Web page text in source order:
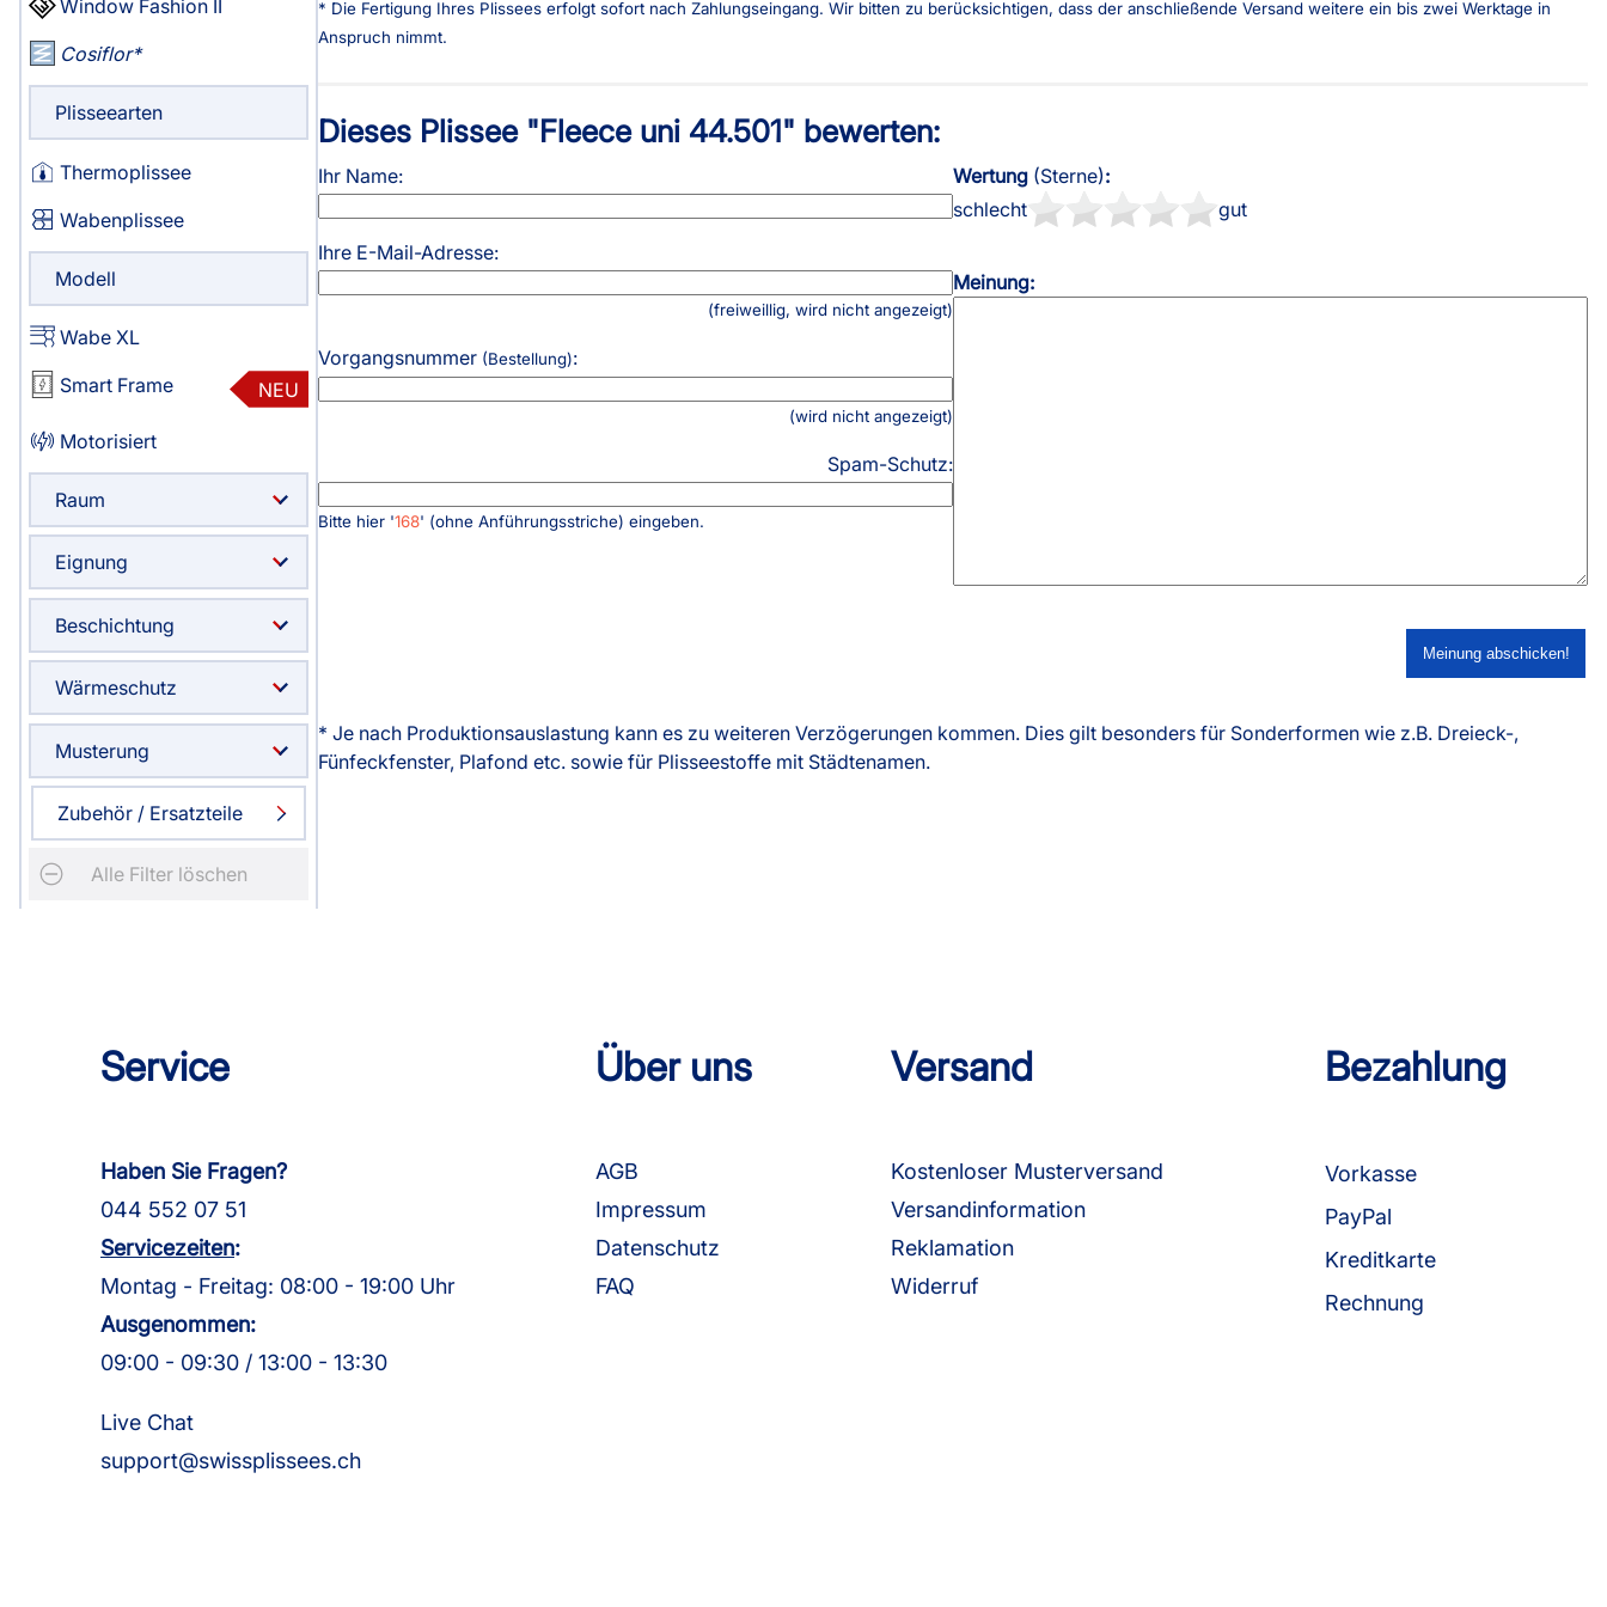
Haben Sie Fragen?
044 552 07 51
Montag - Freitag: 08:00 - 19:00 Uhr
Ausgenommen:
09:00 - 09:30 / 13:00 - 13:30
Live Chat
support@swissplissees.ch
AGB
FAQ
Kostenloser Musterversand
Widerruf
Vorkasse
Window Fashion II
Cosiflor
Plisseearten
Thermoplissee
Wabenplissee
Modell
Wabe XL
Smart Frame
NEU
Motorisiert
Raum
Eignung
Beschichtung
Wärmeschutz
Musterung
Zubehör / Ersatzteile
Alle Filter löschen
* Die Fertigung Ihres Plissees erfolgt sofort nach Zahlungseingang. Wir bitten zu berücksichtigen, dass der anschließende Versand weitere ein bis zwei Werktage in
Anspruch nimmt.
Dieses Plissee "Fleece uni 44.501" bewerten:
Ihr Name:
Ihre E-Mail-Adresse:
(freiweillig, wird nicht angezeigt)
Vorgangsnummer (Bestellung):
(wird nicht angezeigt)
Spam-Schutz:
Bitte hier '168' (ohne Anführungsstriche) eingeben.
Wertung (Sterne):
schlecht
gut
Meinung:
* Je nach Produktionsauslastung kann es zu weiteren Verzögerungen kommen. Dies gilt besonders für Sonderformen wie z.B. Dreieck-,
Fünfeckfenster, Plafond etc. sowie für Plisseestoffe mit Städtenamen.
Service
Haben Sie Fragen?
044 552 07 51
Servicezeiten:
Montag - Freitag: 08:00 - 19:00 Uhr
Ausgenommen:
09:00 - 09:30 / 13:00 - 13:30
Live Chat
support@swissplissees.ch
Über uns
AGB
Impressum
Datenschutz
FAQ
Versand
Kostenloser Musterversand
Versandinformation
Reklamation
Widerruf
Bezahlung
Vorkasse
PayPal
Kreditkarte
Rechnung